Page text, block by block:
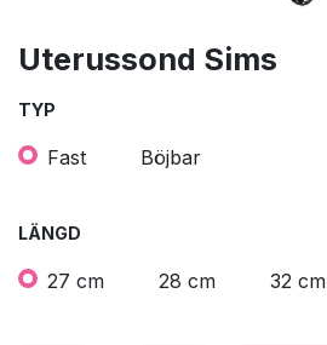
Uterussond Sims
TYP
Fast Böjbar
LÄNGD
27 cm 28 cm 32 cm